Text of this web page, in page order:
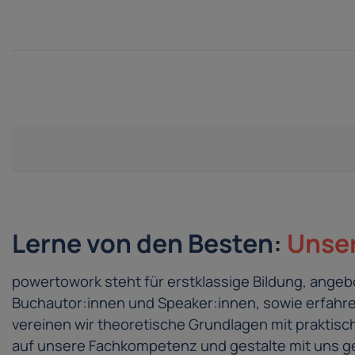
Lerne von den Besten:
powertowork steht für erstklassige Bildung,
Buchautor:innen und Speaker:innen, sowie
vereinen wir theoretische Grundlagen mit
auf unsere Fachkompetenz und gestalte mit uns